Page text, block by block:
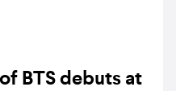
BTS debuts at